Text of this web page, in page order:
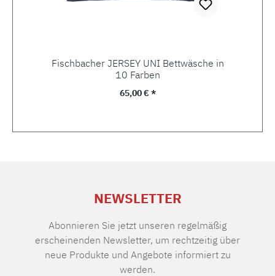
Fischbacher JERSEY UNI Bettwäsche in
10 Farben
Regulärer Preis:
65,00 € *
NEWSLETTER
Abonnieren Sie jetzt unseren regelmäßig
erscheinenden Newsletter, um rechtzeitig über
neue Produkte und Angebote informiert zu
werden.